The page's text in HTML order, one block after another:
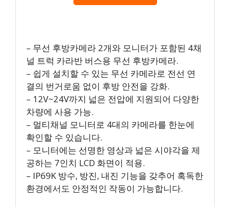
– 무선 후방카메라 2개와 모니터가 포함된 4채
널 트럭 카라반 버스용 무선 후방카메라.
– 쉽게 설치할 수 있는 무선 카메라로 전선 연
결의 번거로움 없이 후방 안전을 강화.
– 12V~24V까지 넓은 전압에 지원되어 다양한
차량에 사용 가능.
– 멀티채널 모니터로 4대의 카메라를 한눈에
확인할 수 있습니다.
– 모니터에는 선명한 영상과 넓은 시야각을 제
공하는 7인치 LCD 화면이 적용.
– IP69K 방수, 방진, 내진 기능을 갖추어 혹독한
환경에서도 안정적인 작동이 가능합니다.